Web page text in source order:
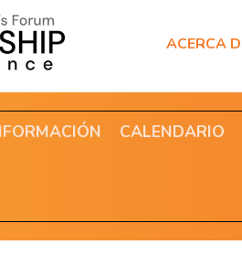
ACERCA
CALENDARIO